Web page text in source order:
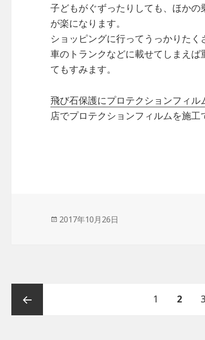
子どもがぐずったりしても、ほか
が楽になります。
ショッピングに行ってうっかりたく
車のトランクなどに載せてしまえば
てもすみます。
飛び石保護にプロテクションフィル
店でプロテクションフィルムを施工
投
2017年10月26日
ペ
1 ペ
2 ペ
3